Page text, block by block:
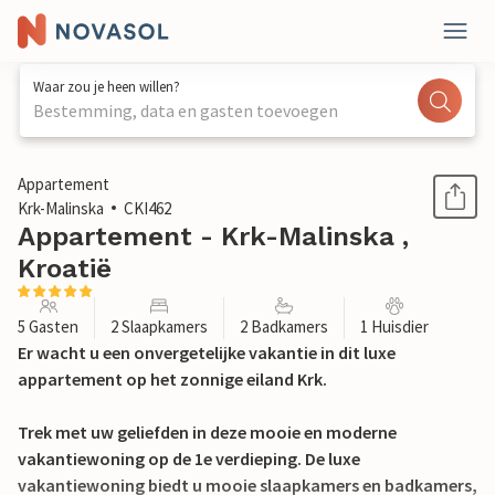
Waar zou je heen willen?
Bestemming, data en gasten toevoegen
1 / 29
Appartement
Krk-Malinska
CKI462
Appartement - Krk-Malinska ,
Kroatië
5 Gasten 2 Slaapkamers 2 Badkamers 1 Huisdier
Er wacht u een onvergetelijke vakantie in dit luxe
appartement op het zonnige eiland Krk.
Trek met uw geliefden in deze mooie en moderne
vakantiewoning op de 1e verdieping. De luxe
vakantiewoning biedt u mooie slaapkamers en badkamers,